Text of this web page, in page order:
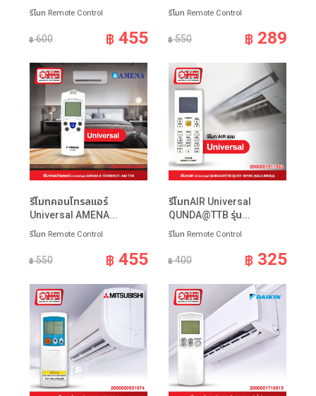
รีโมท Remote Control
฿600 ฿ 455
รีโมท Remote Control
฿550 ฿ 289
รีโมทคอนโทรลแอร์
Universal AMENA...
รีโมท Remote Control
฿550 ฿ 455
รีโมทAIR Universal
QUNDA@TTB รุ่น...
รีโมท Remote Control
฿400 ฿ 325